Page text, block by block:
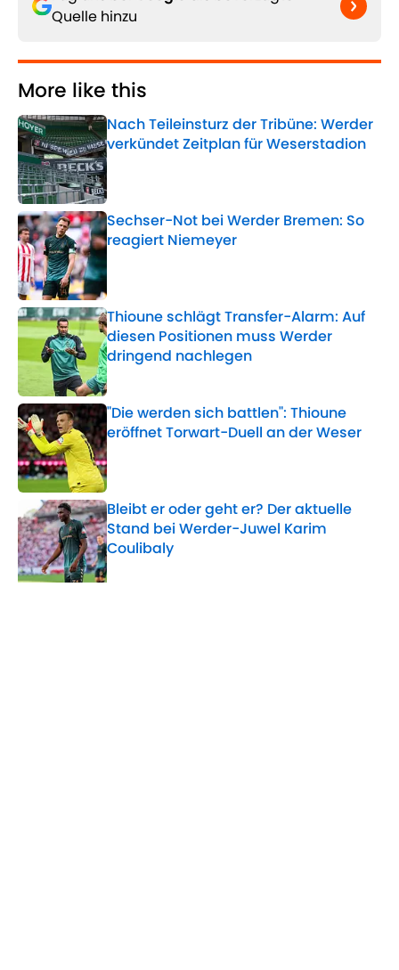
Quelle hinzu
More like this
Nach Teileinsturz der Tribüne: Werder
verkündet Zeitplan für Weserstadion
Published by on Invalid Date
Sechser-Not bei Werder Bremen: So
reagiert Niemeyer
Published by on Invalid Date
Thioune schlägt Transfer-Alarm: Auf
diesen Positionen muss Werder
dringend nachlegen
Published by on Invalid Date
"Die werden sich battlen": Thioune
eröffnet Torwart-Duell an der Weser
Published by on Invalid Date
Bleibt er oder geht er? Der aktuelle
Stand bei Werder-Juwel Karim
Coulibaly
Published by on Invalid Date